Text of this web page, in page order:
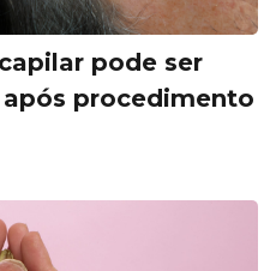
pode ser
procedimento